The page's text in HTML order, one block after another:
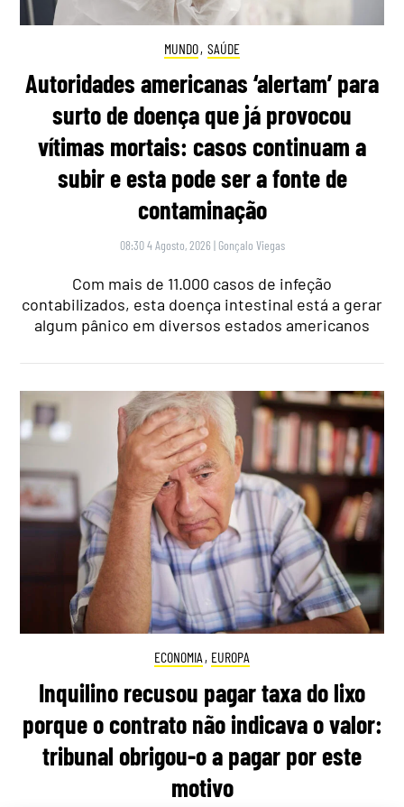
MUNDO, SAÚDE
Autoridades americanas ‘alertam’ para
surto de doença que já provocou
vítimas mortais: casos continuam a
subir e esta pode ser a fonte de
contaminação
08:30 4 Agosto, 2026 | Gonçalo Viegas
Com mais de 11.000 casos de infeção
contabilizados, esta doença intestinal está a gerar
algum pânico em diversos estados americanos
ECONOMIA , EUROPA
Inquilino recusou pagar taxa do lixo
porque o contrato não indicava o valor:
tribunal obrigou-o a pagar por este
motivo